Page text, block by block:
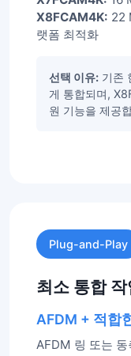
X8FCAM4K: 22
랫폼 최적화
선택 이유: 기존
게 통합되며,
원 기능을 제공
Plug-and-Play
최소 통합
AFDM + 적합
AFDM 링 또는 동